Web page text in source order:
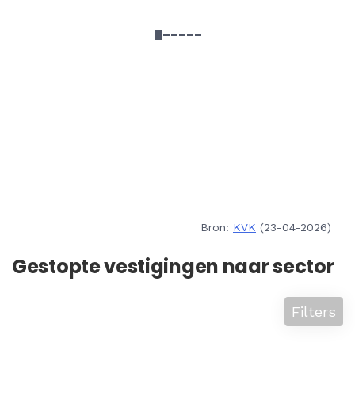
Bron: KVK (23-04-2026)
Gestopte vestigingen naar sector
Filters